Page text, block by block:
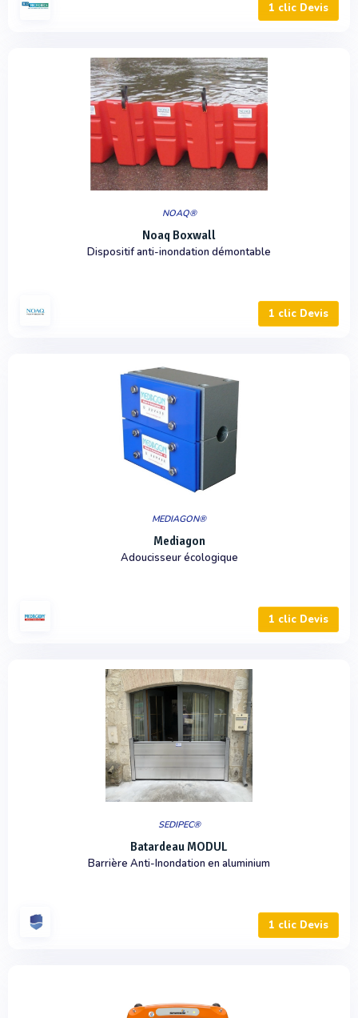
1 clic Devis
NOAQ®
Noaq Boxwall
Dispositif anti-inondation démontable
1 clic Devis
MEDIAGON®
Mediagon
Adoucisseur écologique
1 clic Devis
SEDIPEC®
Batardeau MODUL
Barrière Anti-Inondation en aluminium
1 clic Devis